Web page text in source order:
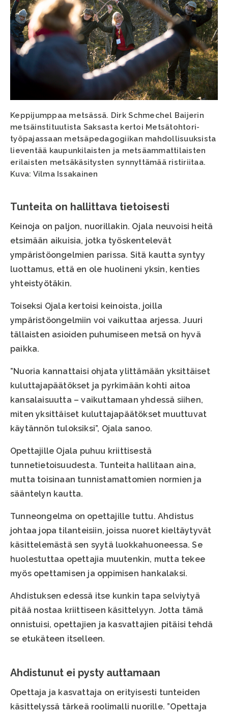
Keppijumppaa metsässä. Dirk Schmechel Baijerin
metsäinstituutista Saksasta kertoi Metsätohtori-
työpajassaan metsäpedagogiikan mahdollisuuksista
lieventää kaupunkilaisten ja metsäammattilaisten
erilaisten metsäkäsitysten synnyttämää ristiriitaa.
Kuva: Vilma Issakainen
Tunteita on hallittava tietoisesti
Keinoja on paljon, nuorillakin. Ojala neuvoisi heitä
etsimään aikuisia, jotka työskentelevät
ympäristöongelmien parissa. Sitä kautta syntyy
luottamus, että en ole huolineni yksin, kenties
yhteistyötäkin.
Toiseksi Ojala kertoisi keinoista, joilla
ympäristöongelmiin voi vaikuttaa arjessa. Juuri
tällaisten asioiden puhumiseen metsä on hyvä
paikka.
”Nuoria kannattaisi ohjata ylittämään yksittäiset
kuluttajapäätökset ja pyrkimään kohti aitoa
kansalaisuutta – vaikuttamaan yhdessä siihen,
miten yksittäiset kuluttajapäätökset muuttuvat
käytännön tuloksiksi”, Ojala sanoo.
Opettajille Ojala puhuu kriittisestä
tunnetietoisuudesta. Tunteita hallitaan aina,
mutta toisinaan tunnistamattomien normien ja
sääntelyn kautta.
Tunneongelma on opettajille tuttu. Ahdistus
johtaa jopa tilanteisiin, joissa nuoret kieltäytyvät
käsittelemästä sen syytä luokkahuoneessa. Se
huolestuttaa opettajia muutenkin, mutta tekee
myös opettamisen ja oppimisen hankalaksi.
Ahdistuksen edessä itse kunkin tapa selviytyä
pitää nostaa kriittiseen käsittelyyn. Jotta tämä
onnistuisi, opettajien ja kasvattajien pitäisi tehdä
se etukäteen itselleen.
Ahdistunut ei pysty auttamaan
Opettaja ja kasvattaja on erityisesti tunteiden
käsittelyssä tärkeä roolimalli nuorille. ”Opettaja